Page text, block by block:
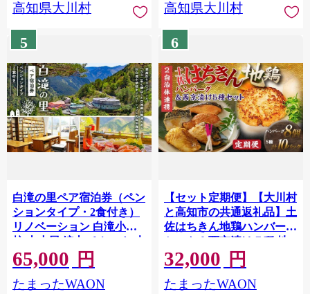
高知県大川村
高知県大川村
5
白滝の里ペア宿泊券（ペン
ションタイプ・2食付き）
リノベーション 白滝小学
校 山小屋 鉱山 チケット 大
川黒牛 はちきん地鶏 ふる
さと料理 高知県 大川村
F6R-118
65,000 円
たまったWAON
6
【セット定期便】【大川村
と高知市の共通返礼品】土
佐はちきん地鶏ハンバーグ
セット＆西京漬け５種 地
鶏 真鯛 金目鯛 鰤 鯖 銀鮭
鶏肉 とり肉 肉 海鮮 魚介
高知県 大川村 F6R-114
32,000 円
たまったWAON